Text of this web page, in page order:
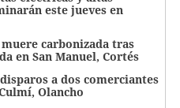
este jueves en
carbonizada tras
en San Manuel, Cortés
a dos comerciantes
Olancho